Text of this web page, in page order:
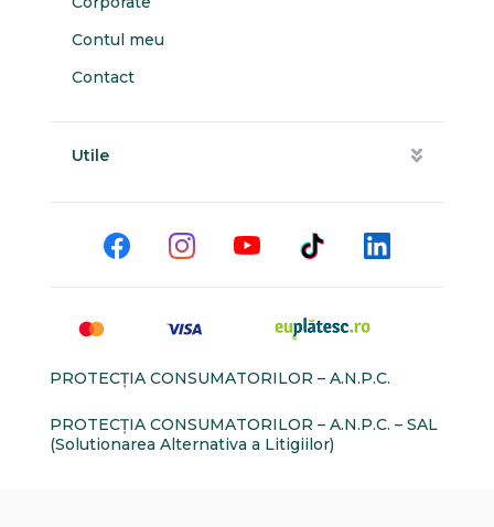
Contul meu
Contact
Utile
PROTECŢIA CONSUMATORILOR – A.N.P.C.
PROTECŢIA CONSUMATORILOR – A.N.P.C. – SAL
(Solutionarea Alternativa a Litigiilor)